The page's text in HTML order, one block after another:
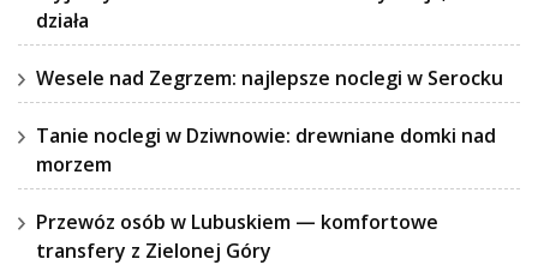
działa
Wesele nad Zegrzem: najlepsze noclegi w Serocku
Tanie noclegi w Dziwnowie: drewniane domki nad
morzem
Przewóz osób w Lubuskiem — komfortowe
transfery z Zielonej Góry